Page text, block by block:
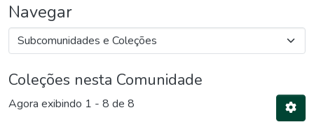
Navegar
Coleções nesta Comunidade
Agora exibindo 1 - 8 de 8